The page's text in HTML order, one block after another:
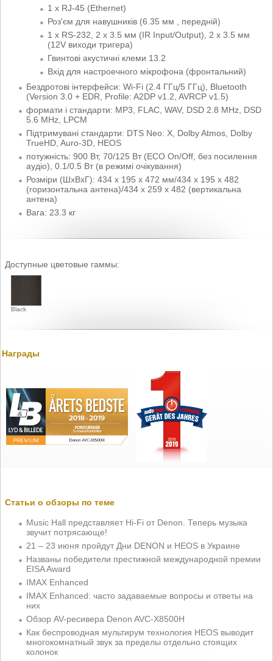
1 х RJ-45 (Ethernet)
Роз'єм для навушників (6.35 мм , передній)
1 x RS-232, 2 x 3.5 мм (IR Input/Output), 2 х 3.5 мм
(12V виходи тригера)
Гвинтові акустичні клеми 13.2
Вхід для настроечного мікрофона (фронтальний)
Бездротові інтерфейси: Wi-Fi (2.4 ГГц/5 ГГц), Bluetooth
(Version 3.0 + EDR, Profile: A2DP v1.2, AVRCP v1.5)
формати і стандарти: MP3, FLAC, WAV, DSD 2.8 MHz, DSD
5.6 MHz, LPCM
Підтримувані стандарти: DTS Neo: X, Dolby Atmos, Dolby
TrueHD, Auro-3D, HEOS
потужність: 900 Вт, 70/125 Вт (ECO On/Off, без посилення
аудіо), 0.1/0.5 Вт (в режимі очікування)
Розміри (ШхВхГ): 434 х 195 х 472 мм/434 x 195 x 482
(горизонтальна антена)/434 x 259 x 482 (вертикальна
антена)
Вага: 23.3 кг
Доступные цветовые гаммы:
Black
Награды
Статьи о обзоры по теме
Music Hall представляет Hi-Fi от Denon. Теперь музыка
звучит потрясающе!
21 – 23 июня пройдут Дни DENON и HEOS в Украине
Названы победители престижной международной премии
EISA Award
IMAX Enhanced
IMAX Enhanced: часто задаваемые вопросы и ответы на
них
Обзор AV-ресивера Denon AVC-X8500H
Как беспроводная мультирум технология HEOS выводит
многокомнатный звук за пределы отдельно стоящих
колонок